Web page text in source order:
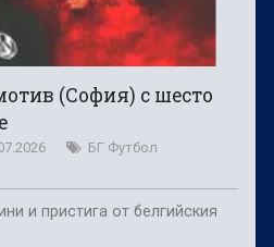
(София) с шесто
БГ Футбол
и пристига от белгийския